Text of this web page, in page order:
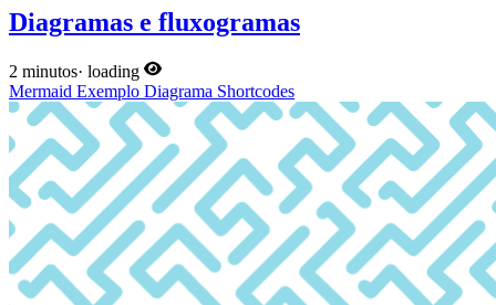
Diagramas e fluxogramas
2 minutos· loading
Mermaid Exemplo Diagrama Shortcodes